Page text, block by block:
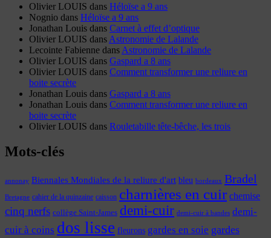
Olivier LOUIS dans Héloïse a 9 ans
Nognio dans Héloïse a 9 ans
Jonathan Louis dans Carnet à effet d’optique
Olivier LOUIS dans Astronomie de Lalande
Lecointe Fabienne dans Astronomie de Lalande
Olivier LOUIS dans Gaspard a 8 ans
Olivier LOUIS dans Comment transformer une reliure en
boite secrète
Jonathan Louis dans Gaspard a 8 ans
Jonathan Louis dans Comment transformer une reliure en
boite secrète
Olivier LOUIS dans Rouletabille tête-bêche, les trois
Mots-clés
annonay Biennales Mondiales de la reliure d'art bleu bordeaux Bradel
Bretagne cahier de la quinzaine caisson charnières en cuir chemise
cinq nerfs collège Saint-James demi-cuir demi-cuir à bandes demi-
cuir à coins dos lisse fleurons gardes en soie gardes